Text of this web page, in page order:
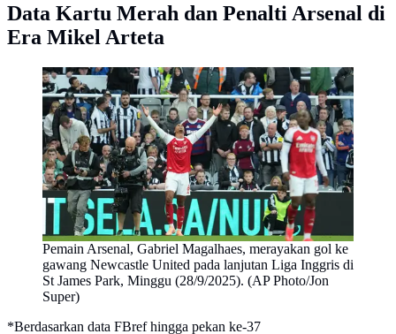
Data Kartu Merah dan Penalti Arsenal di
Era Mikel Arteta
Pemain Arsenal, Gabriel Magalhaes, merayakan gol ke
gawang Newcastle United pada lanjutan Liga Inggris di
St James Park, Minggu (28/9/2025). (AP Photo/Jon
Super)
*Berdasarkan data FBref hingga pekan ke-37